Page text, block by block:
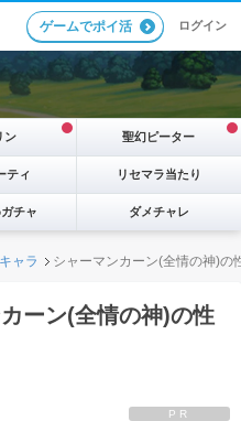
ゲームでポイ活 ログイン
ン 聖幻ピーター
ティ リセマラ当たり
チャ ダメチャレ
キャラ シャーマンカーン(全情の神)の
ーン(全情の神)の性
PR